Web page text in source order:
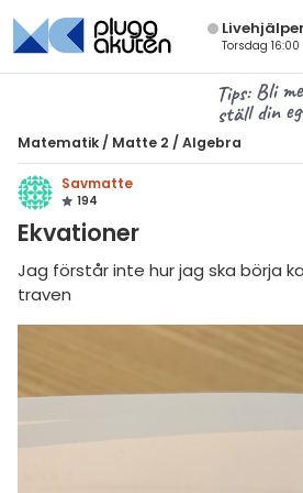
Torsdag 16:00
Tips:
ställ
Matematik / Matte 2 /Algebra
Savmatte
194
Ekvationer
Jag förstår inte hur jag ska börja
traven
Alla trådar
7
9
1
& Bygg
språk